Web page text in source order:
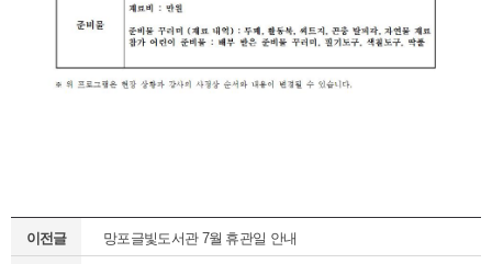
이전글 망포글빛도서관 7월 휴관일 안내